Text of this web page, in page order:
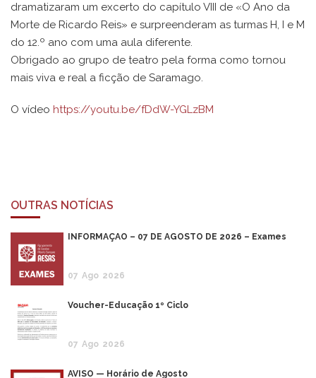
dramatizaram um excerto do capítulo VIII de «O Ano da
Morte de Ricardo Reis» e surpreenderam as turmas H, I e M
do 12.º ano com uma aula diferente.
Obrigado ao grupo de teatro pela forma como tornou
mais viva e real a ficção de Saramago.
O vídeo https://youtu.be/fDdW-YGLzBM
OUTRAS NOTÍCIAS
INFORMAÇÃO – 07 DE AGOSTO DE 2026 – Exames
07 Ago 2026
Voucher-Educação 1º Ciclo
07 Ago 2026
AVISO — Horário de Agosto